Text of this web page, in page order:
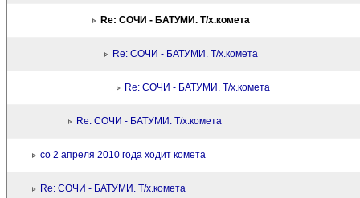
Re: СОЧИ - БАТУМИ. Т/х.комета
Re: СОЧИ - БАТУМИ. Т/х.комета
Re: СОЧИ - БАТУМИ. Т/х.комета
Re: СОЧИ - БАТУМИ. Т/х.комета
со 2 апреля 2010 года ходит комета
Re: СОЧИ - БАТУМИ. Т/х.комета